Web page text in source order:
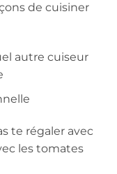
de cuisiner
autre cuiseur
te régaler avec
les tomates